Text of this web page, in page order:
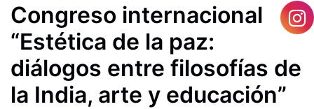
Congreso internacional
“Estética de la paz:
diálogos entre filosofías de
la India, arte y educación”